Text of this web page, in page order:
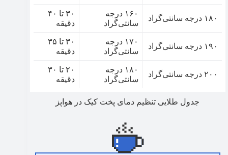
۱۸۰ درجه سانتی‌گراد
۱۶۰ درجه
سانتی‌گراد
۳۰ تا ۴۰
دقیقه
۱۹۰ درجه سانتی‌گراد
۱۷۰ درجه
سانتی‌گراد
۳۰ تا ۳۵
دقیقه
۲۰۰ درجه سانتی‌گراد
۱۸۰ درجه
سانتی‌گراد
۲۰ تا ۳۰
دقیقه
جدول طلایی تنظیم دمای پخت کیک در هواپز